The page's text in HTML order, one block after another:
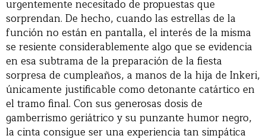
urgentemente necesitado de propuestas que
sorprendan. De hecho, cuando las estrellas de la
función no están en pantalla, el interés de la misma
se resiente considerablemente algo que se evidencia
en esa subtrama de la preparación de la fiesta
sorpresa de cumpleaños, a manos de la hija de Inkeri,
únicamente justificable como detonante catártico en
el tramo final. Con sus generosas dosis de
gamberrismo geriátrico y su punzante humor negro,
la cinta consigue ser una experiencia tan simpática